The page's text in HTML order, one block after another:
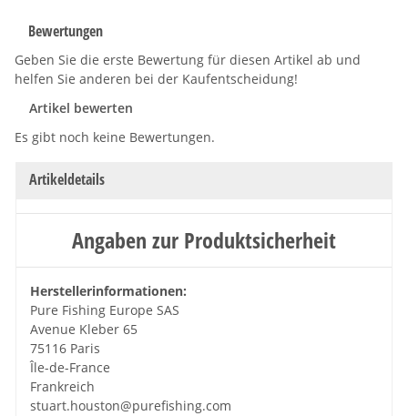
Bewertungen
Geben Sie die erste Bewertung für diesen Artikel ab und
helfen Sie anderen bei der Kaufentscheidung!
Artikel bewerten
Es gibt noch keine Bewertungen.
Artikeldetails
Angaben zur Produktsicherheit
Herstellerinformationen:
Pure Fishing Europe SAS
Avenue Kleber 65
75116 Paris
Île-de-France
Frankreich
stuart.houston@purefishing.com